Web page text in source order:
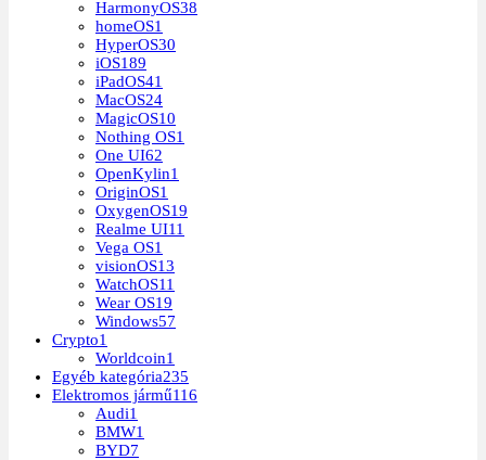
HarmonyOS38
homeOS1
HyperOS30
iOS189
iPadOS41
MacOS24
MagicOS10
Nothing OS1
One UI62
OpenKylin1
OriginOS1
OxygenOS19
Realme UI11
Vega OS1
visionOS13
WatchOS11
Wear OS19
Windows57
Crypto1
Worldcoin1
Egyéb kategória235
Elektromos jármű116
Audi1
BMW1
BYD7